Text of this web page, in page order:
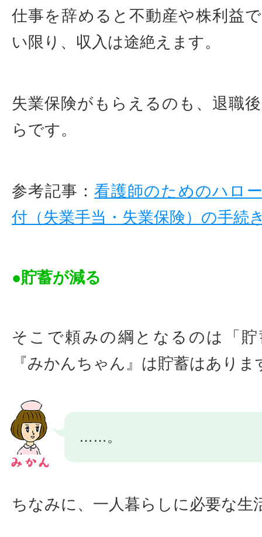
仕事を辞めると不動産や株利益
い限り、収入は途絶えます。
失業保険がもらえるのも、退職
らです。
参考記事：看護師のためのハロ
付（失業手当・失業保険）の手続
●貯蓄が減る
そこで頼みの綱となるのは「
『みかんちゃん』は貯蓄はありま
……。
ちなみに、一人暮らしに必要な生